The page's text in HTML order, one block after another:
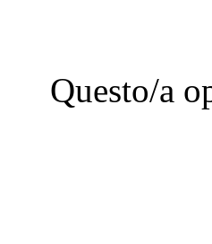
Questo/a